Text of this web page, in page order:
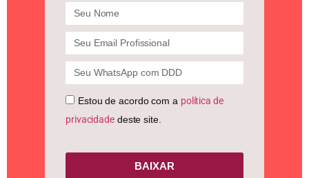
Estou de acordo com a política de
privacidadedeste site.
BAIXAR